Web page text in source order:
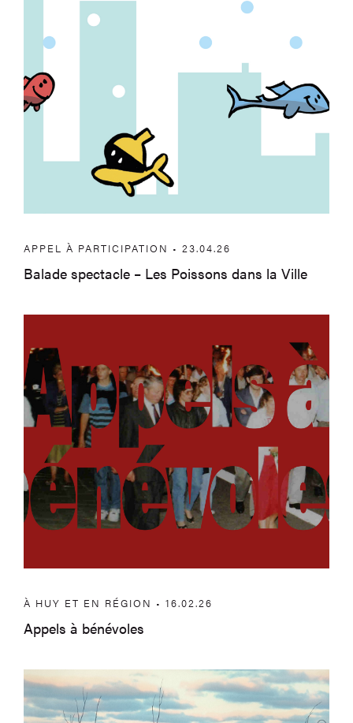
APPEL À PARTICIPATION • 23.04.26
Balade spectacle – Les Poissons dans la Ville
À HUY ET EN RÉGION • 16.02.26
Appels à bénévoles
Exposition – Au fil du bleu